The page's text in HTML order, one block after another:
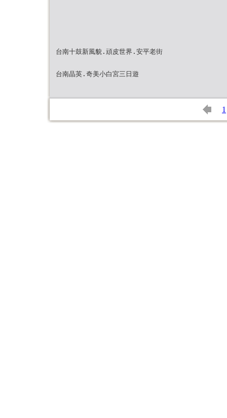
台南十鼓新風貌.頑皮世界.安平老街
台南晶英.奇美小白宮三日遊
1